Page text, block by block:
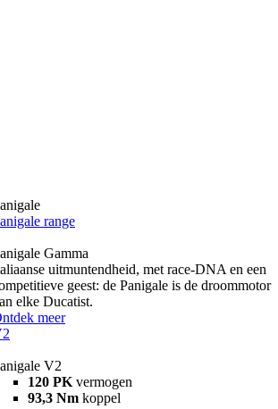
range
Gamma
uitmuntendheid, met race-DNA en een
geest: de Panigale is de droommotor
elke Ducatist.
meer
V2
120 PK vermogen
93,3 Nm koppel